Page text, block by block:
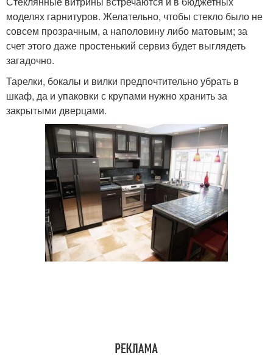
моделях гарнитуров. Желательно, чтобы стекло было не
совсем прозрачным, а наполовину либо матовым; за
счет этого даже простенький сервиз будет выглядеть
загадочно.
Тарелки, бокалы и вилки предпочтительно убрать в
шкаф, да и упаковки с крупами нужно хранить за
закрытыми дверцами.